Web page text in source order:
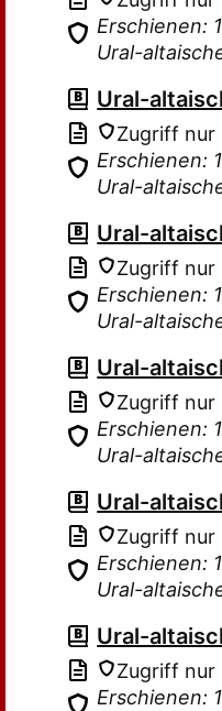
Erschienen:
Ural-
Ural-
Zugriff nur
Erschienen:
Ural-
Ural-
Zugriff nur
Erschienen:
Ural-
Ural-
Zugriff nur
Erschienen:
Ural-
Ural-
Zugriff nur
Erschienen:
Ural-
Ural-
Zugriff nur
Erschienen: